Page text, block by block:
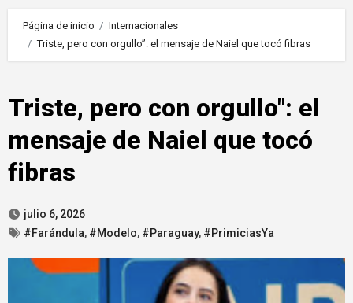
Página de inicio
Internacionales
Triste, pero con orgullo”: el mensaje de Naiel que tocó fibras
Triste, pero con orgullo": el
mensaje de Naiel que tocó
fibras
julio 6, 2026
#Farándula, #Modelo, #Paraguay, #PrimiciasYa